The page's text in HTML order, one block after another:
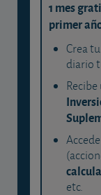
1 mes
primer
Crea
diario
etc.